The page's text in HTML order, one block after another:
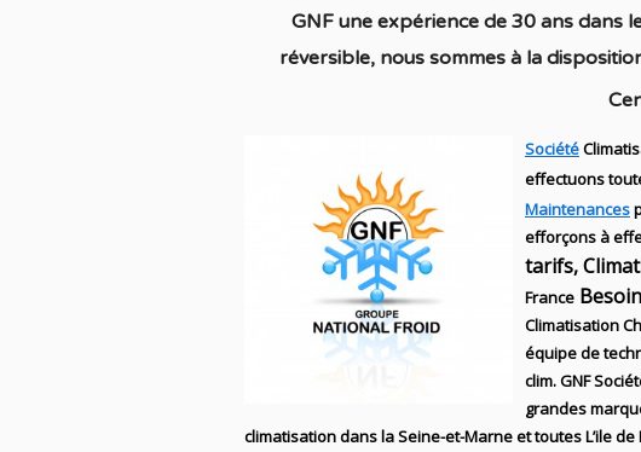
GNF une expérience de 30 ans dans
réversible, nous sommes à la
Société
effectuons
Maintenances
efforçons à
tarifs,
France Besoin
Climatisation
équipe de
clim.GNF
grandes
climatisation dans la Seine-et-Marne et toutes L’ile